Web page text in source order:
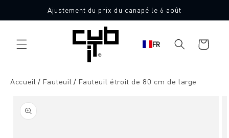
directement
au contenu
Ajustement du prix du canapé le 6 août
FR
Panier
d'achat
Accueil Fauteuil Fauteuil étroit de 80 cm de large
l'information
sur le
produit
Fabriqué en Allemagne 🖤